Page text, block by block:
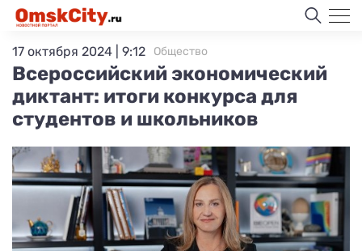
Всероссийский экономический
диктант: итоги конкурса для
студентов и школьников
17 октября 2024 | 9:12 Общество